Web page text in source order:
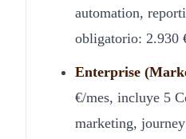
automation,
obligatorio: 2.930
Enterprise
€/mes, incluye 5
marketing,